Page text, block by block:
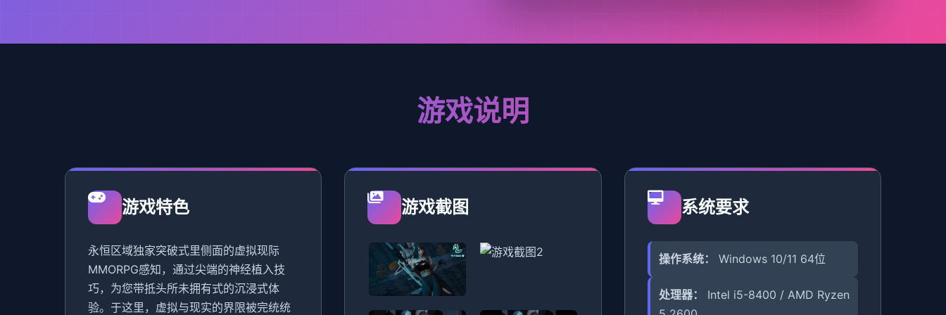
游戏说明
游戏特色
永恒区域独家突破式里侧面的虚拟现际
MMORPG感知，通过尖端的神经植入技
巧，为您带抵头所未拥有式的沉浸式体
验。于这里，虚拟与现实的界限被完统统
游戏截图 系统要求
操作系统： Windows 10/11 64位
处理器：
Intel i5-8400 / AMD Ryzen